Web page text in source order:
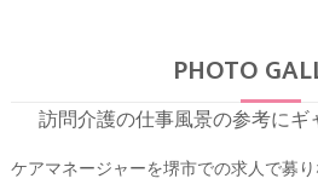
PHOTO
訪問介護の仕事風景の参考に
ケアマネージャーを堺市での求人で募